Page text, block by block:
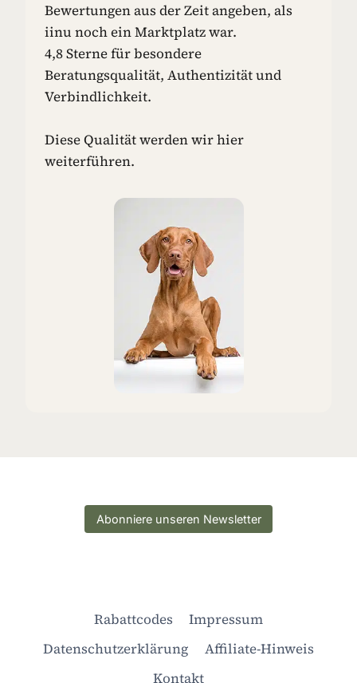
I
D
E
E
N
F
R
E
N
H
Bewertungen aus der Zeit angeben, als
iinu noch ein Marktplatz war.
4,8 Sterne für besondere
Beratungsqualität, Authentizität und
Verbindlichkeit.
Diese Qualität werden wir hier
weiterführen.
Abonniere unseren Newsletter
Rabattcodes
Impressum
Datenschutzerklärung
Affiliate-Hinweis
Kontakt